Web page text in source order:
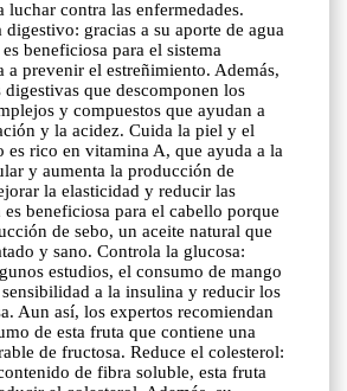
luchar contra las enfermedades.
digestivo: gracias a su aporte de agua
beneficiosa para el sistema
a prevenir el estreñimiento. Además,
digestivas que descomponen los
y compuestos que ayudan a
y la acidez. Cuida la piel y el
es rico en vitamina A, que ayuda a la
y aumenta la producción de
la elasticidad y reducir las
es beneficiosa para el cabello porque
de sebo, un aceite natural que
y sano. Controla la glucosa:
estudios, el consumo de mango
a la insulina y reducir los
Aun así, los expertos recomiendan
de esta fruta que contiene una
de fructosa. Reduce el colesterol:
de fibra soluble, esta fruta